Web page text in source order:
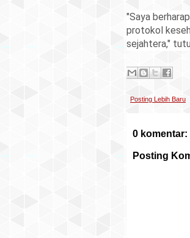
"Saya
protokol
sejahtera,"
Posting Lebih Baru
0 komentar:
Posting